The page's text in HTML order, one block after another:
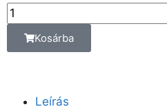
Kosárba
Leírás